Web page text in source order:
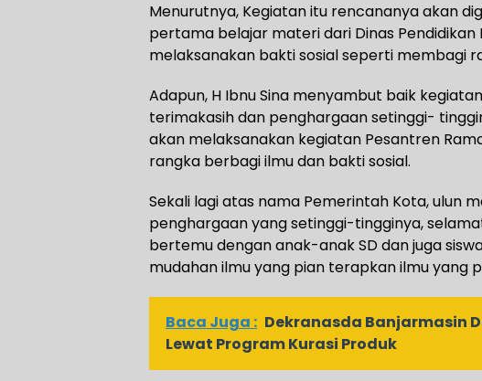
Menurutnya, Kegiatan itu rencananya akan
pertama belajar materi dari Dinas
melaksanakan bakti sosial seperti membagi
Adapun, H Ibnu Sina menyambut baik
terimakasih dan penghargaan setinggi-
akan melaksanakan kegiatan Pesantren
rangka berbagi ilmu dan bakti sosial.
Sekali lagi atas nama Pemerintah Kota, ulun
penghargaan yang setinggi-tingginya,
bertemu dengan anak-anak SD dan juga
mudahan ilmu yang pian terapkan ilmu yang
Baca Juga : Dekranasda Banjarmasin
Lewat Program Kurasi Produk